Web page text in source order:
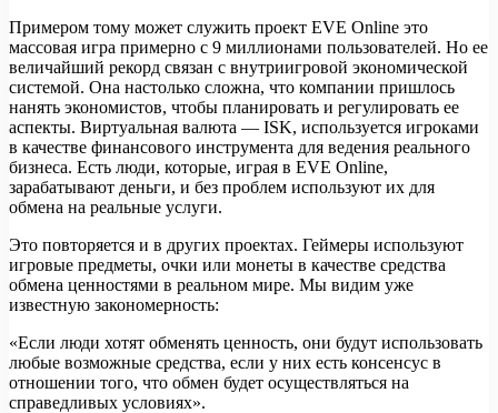
Примером тому может служить проект EVE Online это
массовая игра примерно c 9 миллионами пользователей. Но ее
величайший рекорд связан с внутриигровой экономической
системой. Она настолько сложна, что компании пришлось
нанять экономистов, чтобы планировать и регулировать ее
аспекты. Виртуальная валюта — ISK, используется игроками
в качестве финансового инструмента для ведения реального
бизнеса. Есть люди, которые, играя в EVE Online,
зарабатывают деньги, и без проблем используют их для
обмена на реальные услуги.
Это повторяется и в других проектах. Геймеры используют
игровые предметы, очки или монеты в качестве средства
обмена ценностями в реальном мире. Мы видим уже
известную закономерность:
«Если люди хотят обменять ценность, они будут использовать
любые возможные средства, если у них есть консенсус в
отношении того, что обмен будет осуществляться на
справедливых условиях».